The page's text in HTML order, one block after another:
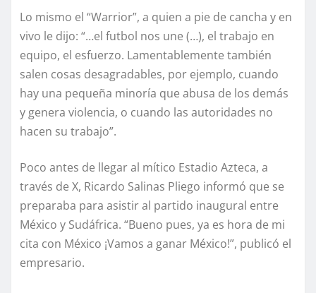
Lo mismo el “Warrior”, a quien a pie de cancha y en
vivo le dijo: “…el futbol nos une (…), el trabajo en
equipo, el esfuerzo. Lamentablemente también
salen cosas desagradables, por ejemplo, cuando
hay una pequeña minoría que abusa de los demás
y genera violencia, o cuando las autoridades no
hacen su trabajo”.
Poco antes de llegar al mítico Estadio Azteca, a
través de X, Ricardo Salinas Pliego informó que se
preparaba para asistir al partido inaugural entre
México y Sudáfrica. “Bueno pues, ya es hora de mi
cita con México ¡Vamos a ganar México!”, publicó el
empresario.